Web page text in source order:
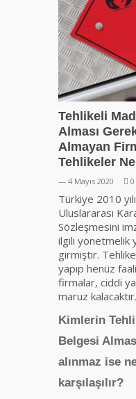
Tehlikeli
Alması
Almayan
Tehlikeler
— 4 Mayıs 2020 0
Türkiye 2010
Uluslararası
Sözleşmesini
ilgili yönetmelik
girmiştir.
yapıp henüz
firmalar, ciddi
maruz kalacaktır.
Kimlerin
Belgesi
alınmaz ise
karşılaşılır?